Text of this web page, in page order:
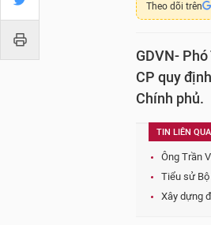
Theo dõi trên
GDVN-
CP quy
Chính phủ.
TIN LIÊN
Ông Trần
Tiểu sử Bộ
Xây dựng